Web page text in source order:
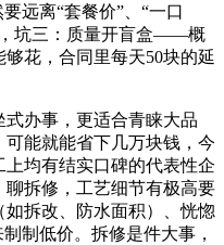
远离“套餐价”、“一口
坑三：质量开盲盒——概
花，合同里每天50块的延
办事，更适合青睐大品
能就能省下几万块钱，今
均有结实口碑的代表性企
拆修，工艺细节有极高要
拆改、防水面积）、恍惚
制低价。拆修是件大事，